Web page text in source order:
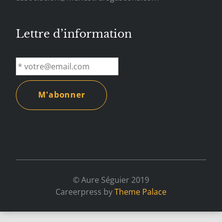
Lettre d’information
© Aure Séguier 2019
Careerpress byTheme Palace